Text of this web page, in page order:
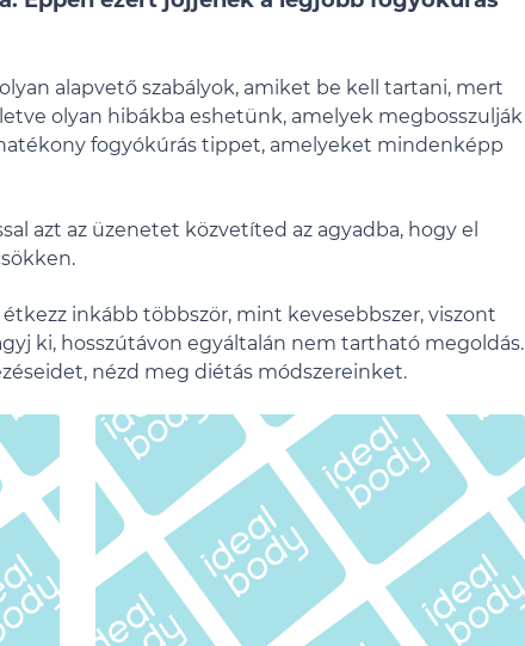
alapvető szabályok, amiket be kell tartani, mert
olyan hibákba eshetünk, amelyek megbosszulják
fogyókúrás tippet, amelyeket mindenképp
azt az üzenetet közvetíted az agyadba, hogy el
inkább többször, mint kevesebbszer, viszont
ki, hosszútávon egyáltalán nem tartható megoldás.
nézd meg diétás módszereinket.